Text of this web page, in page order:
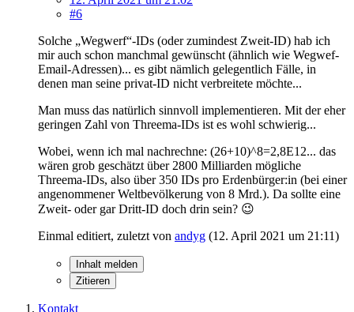
#6
Solche „Wegwerf“-IDs (oder zumindest Zweit-ID) hab ich
mir auch schon manchmal gewünscht (ähnlich wie Wegwef-
Email-Adressen)... es gibt nämlich gelegentlich Fälle, in
denen man seine privat-ID nicht verbreitete möchte...
Man muss das natürlich sinnvoll implementieren. Mit der eher
geringen Zahl von Threema-IDs ist es wohl schwierig...
Wobei, wenn ich mal nachrechne: (26+10)^8=2,8E12... das
wären grob geschätzt über 2800 Milliarden mögliche
Threema-IDs, also über 350 IDs pro Erdenbürger:in (bei einer
angenommener Weltbevölkerung von 8 Mrd.). Da sollte eine
Zweit- oder gar Dritt-ID doch drin sein? 😉
Einmal editiert, zuletzt von andyg (12. April 2021 um 21:11)
Inhalt melden
Zitieren
Kontakt